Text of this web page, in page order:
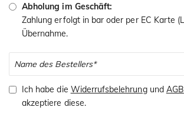
Abholung im Geschäft:
Zahlung erfolgt in bar oder per EC Karte
Übernahme.
Ich habe die Widerrufsbelehrungund AGB
akzeptiere diese.